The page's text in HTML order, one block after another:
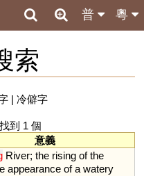
粵
普
索
| 冷僻字
到 1 個
意義
River; the rising of the
appearance of a watery